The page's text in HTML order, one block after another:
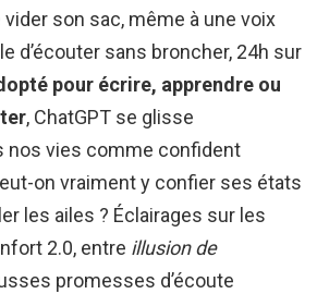
son sac, même à une voix
d’écouter sans broncher, 24h sur
pour écrire, apprendre ou
, ChatGPT se glisse
nos vies comme confident
on vraiment y confier ses états
les ailes ? Éclairages sur les
2.0, entre illusion de
promesses d’écoute